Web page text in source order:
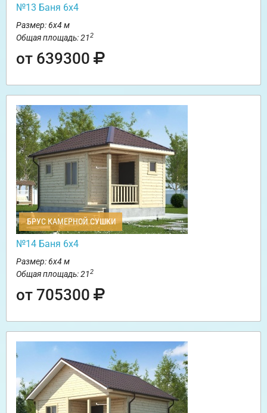
№13 Баня 6х4
Размер: 6х4 м
Общая площадь: 212
от 639300
БРУС КАМЕРНОЙ СУШКИ
№14 Баня 6х4
Размер: 6х4 м
Общая площадь: 212
от 705300